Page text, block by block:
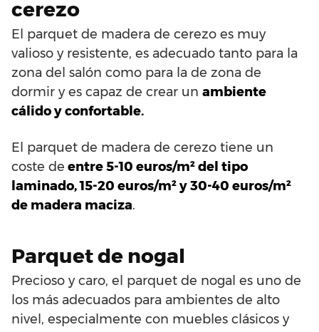
cerezo
El parquet de madera de cerezo es muy
valioso y resistente, es adecuado tanto para la
zona del salón como para la de zona de
dormir y es capaz de crear un ambiente
cálido y confortable.
El parquet de madera de cerezo tiene un
coste de entre 5-10 euros/m² del tipo
laminado, 15-20 euros/m² y 30-40 euros/m²
de madera maciza.
Parquet de nogal
Precioso y caro, el parquet de nogal es uno de
los más adecuados para ambientes de alto
nivel, especialmente con muebles clásicos y